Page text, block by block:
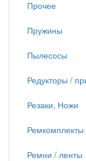
Прочее
Пружины
Пылесосы
Редукторы /
Резаки, Ножи
Ремни / ленты